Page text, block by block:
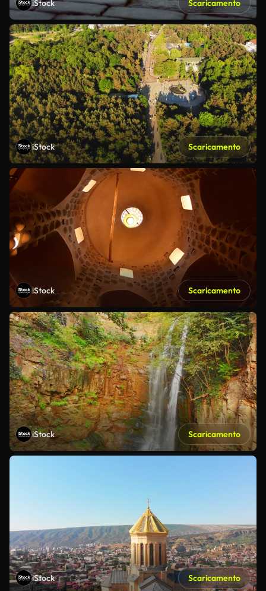
iStock Scaricamento
iStock Scaricamento
iStock Scaricamento
iStock Scaricamento
iStock Scaricamento